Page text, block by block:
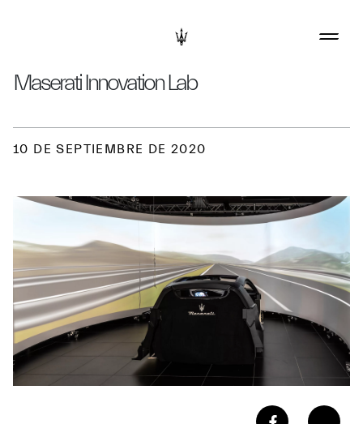
Maserati Innovation Lab
10 DE SEPTIEMBRE DE 2020